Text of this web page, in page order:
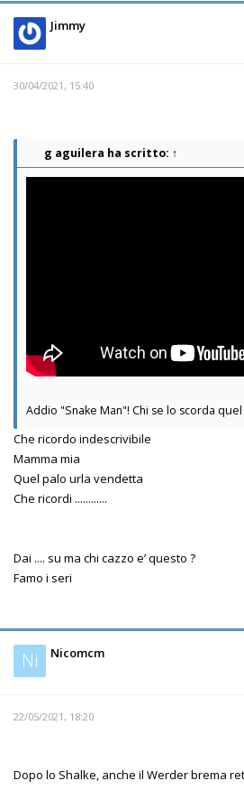
Jimmy
30/04/2021, 15:40
g aguilera ha scritto: ↑
Addio "Snake Man"! Chi se lo scorda quel
Che ricordo indescrivibile
Mamma mia
Quel palo urla vendetta
Che ricordi ............
Dai .... su ma chi cazzo e’ questo ?
Famo i seri
Ni Nicomcm
22/05/2021, 18:20
Dopo lo Shalke, anche il Werder brema